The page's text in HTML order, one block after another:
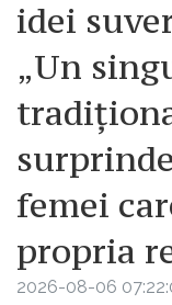
idei
„Un
femei
propria
2026-08-06